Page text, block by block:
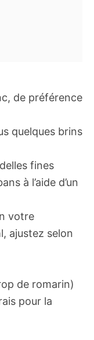
de préférence
quelques brins
fines
à l’aide d’un
votre
ajustez selon
de romarin)
pour la